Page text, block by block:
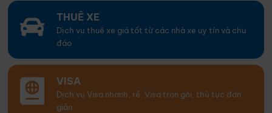
THUÊ XE
Dịch vụ thuê xe giá tốt từ các nhà xe uy tín và chu
đáo
VISA
Dịch vụ Visa nhanh, rẻ. Visa trọn gói, thủ tục đơn
giản